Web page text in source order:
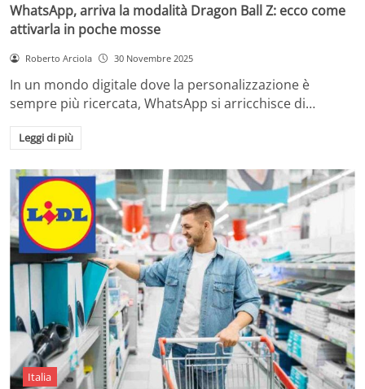
WhatsApp, arriva la modalità Dragon Ball Z: ecco come
attivarla in poche mosse
Roberto Arciola 30 Novembre 2025
In un mondo digitale dove la personalizzazione è
sempre più ricercata, WhatsApp si arricchisce di…
Leggi di più
Italia